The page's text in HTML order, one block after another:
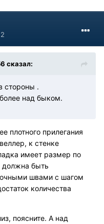
сказал:
стороны .
над быком.
плотного прилегания
к стенке
имеет размер по
должна быть
швами с шагом
количества
поясните. А над